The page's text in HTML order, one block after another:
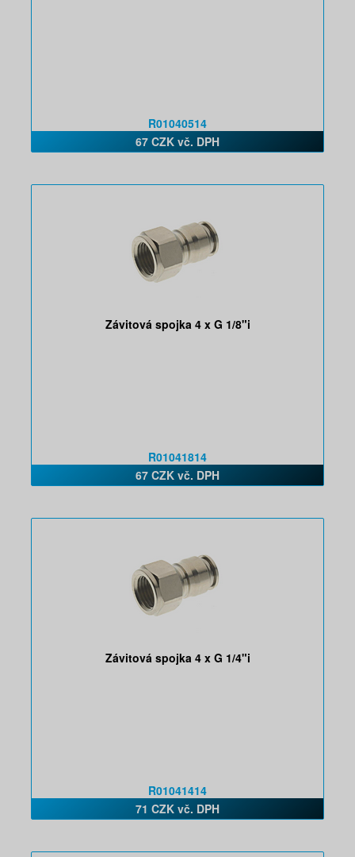
R01040514
67 CZK vč. DPH
Závitová spojka 4 x G 1/8"i
R01041814
67 CZK vč. DPH
Závitová spojka 4 x G 1/4"i
R01041414
71 CZK vč. DPH